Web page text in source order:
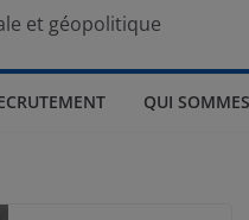
et géopolitique
QUI